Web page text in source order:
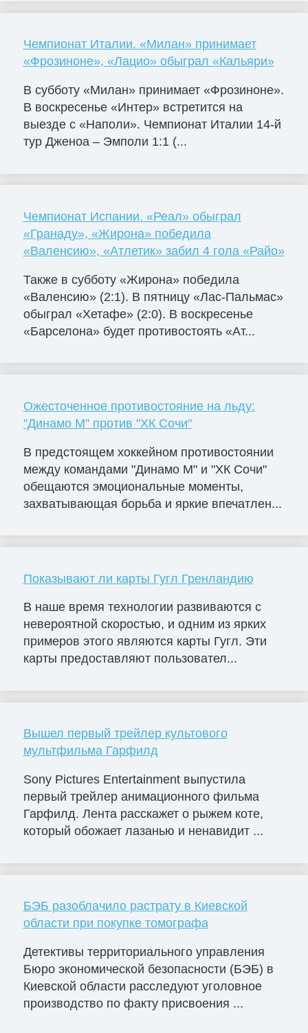
Чемпионат Италии. «Милан» принимает
«Фрозиноне», «Лацио» обыграл «Кальяри»
В субботу «Милан» принимает «Фрозиноне».
В воскресенье «Интер» встретится на
выезде с «Наполи». Чемпионат Италии 14-й
тур Дженоа – Эмполи 1:1 (...
Чемпионат Испании. «Реал» обыграл
«Гранаду», «Жирона» победила
«Валенсию», «Атлетик» забил 4 гола «Райо»
Также в субботу «Жирона» победила
«Валенсию» (2:1). В пятницу «Лас-Пальмас»
обыграл «Хетафе» (2:0). В воскресенье
«Барселона» будет противостоять «Ат...
Ожесточенное противостояние на льду:
"Динамо М" против "ХК Сочи"
В предстоящем хоккейном противостоянии
между командами "Динамо М" и "ХК Сочи"
обещаются эмоциональные моменты,
захватывающая борьба и яркие впечатлен...
Показывают ли карты Гугл Гренландию
В наше время технологии развиваются с
невероятной скоростью, и одним из ярких
примеров этого являются карты Гугл. Эти
карты предоставляют пользовател...
Вышел первый трейлер культового
мультфильма Гарфилд
Sony Pictures Entertainment выпустила
первый трейлер анимационного фильма
Гарфилд. Лента расскажет о рыжем коте,
который обожает лазанью и ненавидит ...
БЭБ разоблачило растрату в Киевской
области при покупке томографа
Детективы территориального управления
Бюро экономической безопасности (БЭБ) в
Киевской области расследуют уголовное
производство по факту присвоения ...